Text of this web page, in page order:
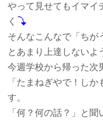
やって見せてもイマイ
く
そんなこんなで「ちが
とあまり上達しない
今週学校から帰った次
「たまねぎやで！し
す。
「何？何の話？」と聞